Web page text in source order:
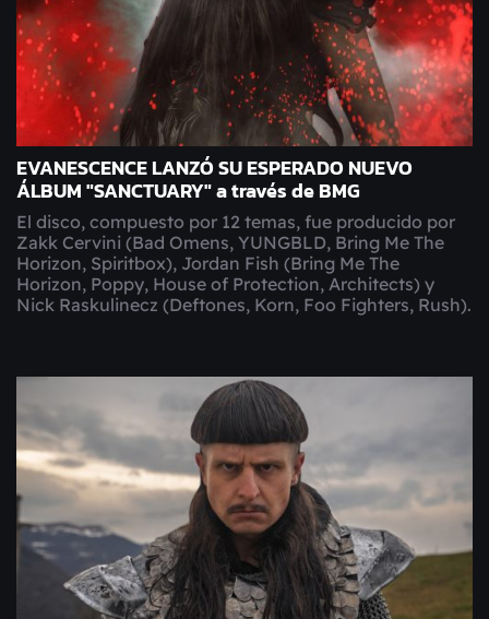
EVANESCENCE LANZÓ SU ESPERADO NUEVO
ÁLBUM "SANCTUARY" a través de BMG
El disco, compuesto por 12 temas, fue producido por
Zakk Cervini (Bad Omens, YUNGBLD, Bring Me The
Horizon, Spiritbox), Jordan Fish (Bring Me The
Horizon, Poppy, House of Protection, Architects) y
Nick Raskulinecz (Deftones, Korn, Foo Fighters, Rush).